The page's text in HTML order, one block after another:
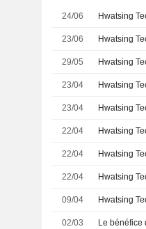
24/06
23/06
29/05 Hwatsing
23/04 Hwatsing
23/04
22/04
22/04
22/04
09/04 Hwatsing
02/03